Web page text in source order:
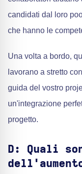
candidati dal loro
che hanno le
Una volta a bordo,
lavorano a stretto
guida del vostro
un'integrazione
progetto.
D: Quali